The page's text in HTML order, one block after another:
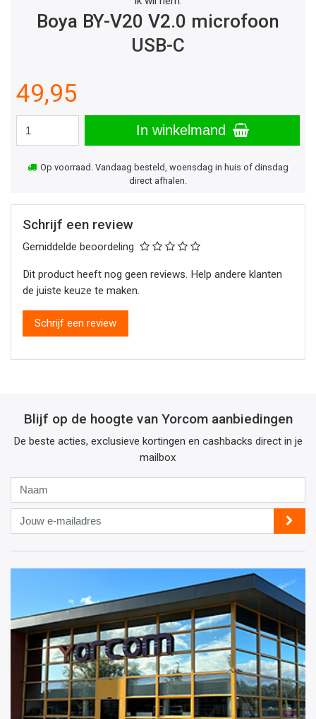
Boya BY-V20 V2.0 microfoon
USB-C
49,95
In winkelmand
Op voorraad. Vandaag besteld, woensdag in huis of dinsdag
direct afhalen.
Schrijf een review
Gemiddelde beoordeling
Dit product heeft nog geen reviews. Help andere klanten
de juiste keuze te maken.
Schrijf een review
Blijf op de hoogte van Yorcom aanbiedingen
De beste acties, exclusieve kortingen en cashbacks direct in je
mailbox
Jouw
e-
mailadres